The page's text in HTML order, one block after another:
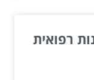
רפואית